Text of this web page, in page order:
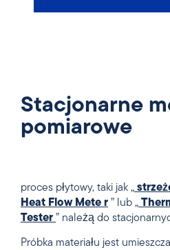
Stacjonarne
pomiarowe
proces płytowy, taki jak „
Heat Flow Mete r ” lub „
Tester ” należą do
Próbka materiału jest